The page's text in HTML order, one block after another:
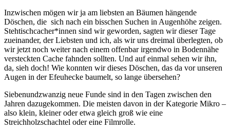
Inzwischen mögen wir ja am liebsten an Bäumen hängende
Döschen, die sich nach ein bisschen Suchen in Augenhöhe zeigen.
Stehtischcacher*innen sind wir geworden, sagten wir dieser Tage
zueinander, der Liebsten und ich, als wir uns dreimal überlegten, ob
wir jetzt noch weiter nach einem offenbar irgendwo in Bodennähe
versteckten Cache fahnden sollten. Und auf einmal sehen wir ihn,
da, sieh doch! Wie konnten wir dieses Döschen, das da vor unseren
Augen in der Efeuhecke baumelt, so lange übersehen?
Siebenundzwanzig neue Funde sind in den Tagen zwischen den
Jahren dazugekommen. Die meisten davon in der Kategorie Mikro –
also klein, kleiner oder etwa gleich groß wie eine
Streichholzschachtel oder eine Filmrolle.